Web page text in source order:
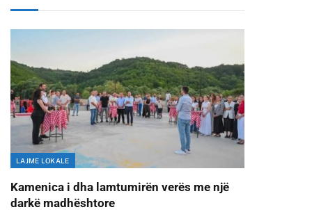
LAJME LOKALE
Kamenica i dha lamtumirën verës me një
darkë madhështore